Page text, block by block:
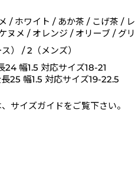
/ ホワイト / あか茶 / こげ茶 /
ヌメ / オレンジ / オリーブ / グ
） / 2（メンズ）
24 幅1.5 対応サイズ18-21
25 幅1.5 対応サイズ19-22.5
サイズガイドをご覧下さい。